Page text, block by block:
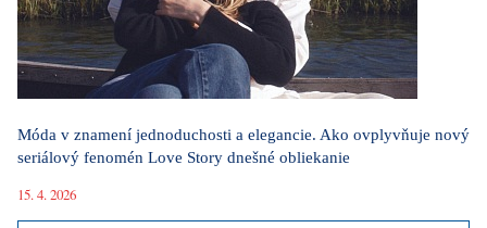
Móda v znamení jednoduchosti a elegancie. Ako ovplyvňuje nový
seriálový fenomén Love Story dnešné obliekanie
15. 4. 2026